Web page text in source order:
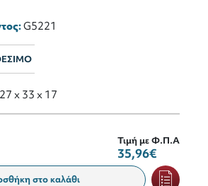
G5221
x 33 x 17
Τιμή με Φ.Π.Α
35,96€
στο καλάθι